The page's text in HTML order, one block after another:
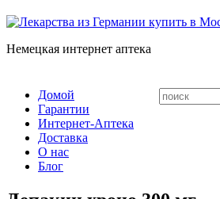
Немецкая интернет аптека
Домой
Гарантии
Интернет-Аптека
Доставка
О нас
Блог